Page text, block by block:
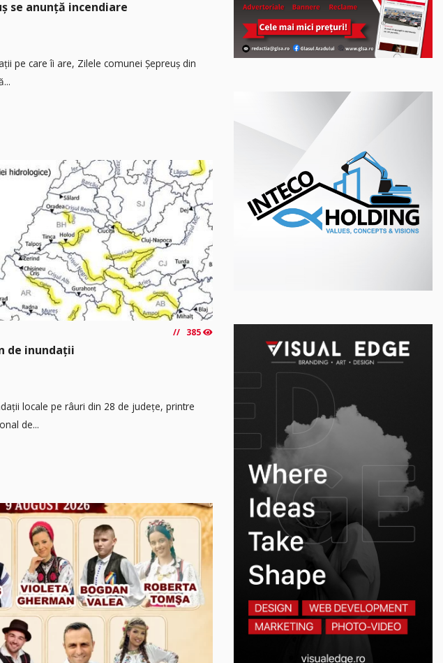
se anunță incendiare
pe care îi are, Zilele comunei Șepreuș din
385
de inundații
locale pe râuri din 28 de județe, printre
de...